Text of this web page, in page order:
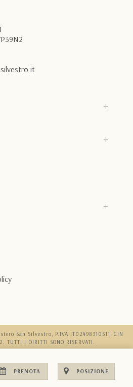
PRENOTA POSIZIONE
San Silvestro, P.IVA IT02498310511, CIN
TUTTI I DIRITTI SONO RISERVATI.